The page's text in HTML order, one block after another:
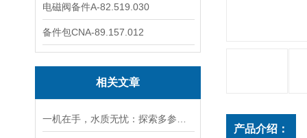
电磁阀备件A-82.519.030
备件包CNA-89.157.012
相关文章
产品介绍：